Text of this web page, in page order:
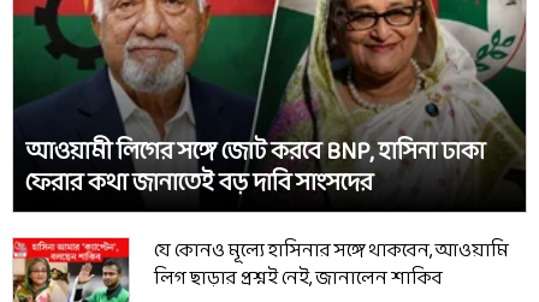
আওয়ামী লিগের সঙ্গে জোট করবে BNP, হাসিনা ঢাকা
ফেরার কথা জানাতেই বড় দাবি সাংসদের
যে কোনও মূল্যে হাসিনার সঙ্গে থাকবেন, আওয়ামি
লিগ ছাড়ার প্রশ্নই নেই, জানালেন শাকিব